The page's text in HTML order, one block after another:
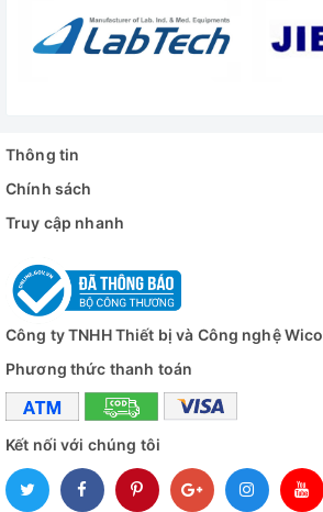
Thông tin
Chính sách
Truy cập nhanh
Công ty TNHH Thiết bị và Công nghệ Wico
Phương thức thanh toán
Kết nối với chúng tôi